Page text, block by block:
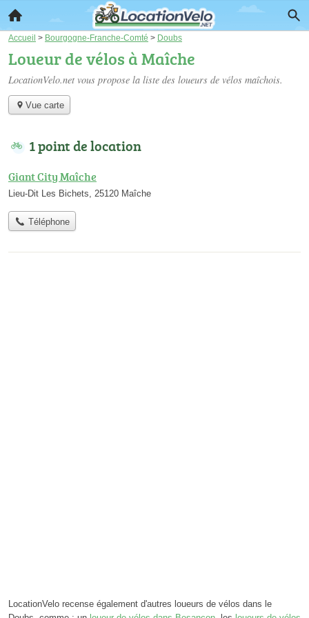
Accueil > Bourgogne-Franche-Comté > Doubs
Loueur de vélos à Maîche
LocationVelo.net vous propose la liste des loueurs de vélos maîchois.
Vue carte
1 point de location
Giant City Maîche
Lieu-Dit Les Bichets, 25120 Maîche
Téléphone
LocationVelo recense également d'autres loueurs de vélos dans le